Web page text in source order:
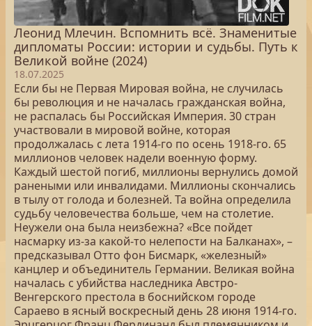
Леонид Млечин. Вспомнить всё. Знаменитые
дипломаты России: истории и судьбы. Путь к
Великой войне (2024)
18.07.2025
Если бы не Первая Мировая война, не случилась
бы революция и не началась гражданская война,
не распалась бы Российская Империя. 30 стран
участвовали в мировой войне, которая
продолжалась с лета 1914-го по осень 1918-го. 65
миллионов человек надели военную форму.
Каждый шестой погиб, миллионы вернулись домой
ранеными или инвалидами. Миллионы скончались
в тылу от голода и болезней. Та война определила
судьбу человечества больше, чем на столетие.
Неужели она была неизбежна? «Все пойдет
насмарку из-за какой-то нелепости на Балканах», –
предсказывал Отто фон Бисмарк, «железный»
канцлер и объединитель Германии. Великая война
началась с убийства наследника Австро-
Венгерского престола в боснийском городе
Сараево в ясный воскресный день 28 июня 1914-го.